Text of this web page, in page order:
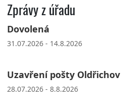
Zprávy z úřadu
Dovolená
31.07.2026 - 14.8.2026
Uzavření pošty
28.07.2026 - 8.8.2026